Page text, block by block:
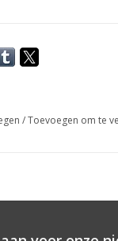
/Toevoegen om te